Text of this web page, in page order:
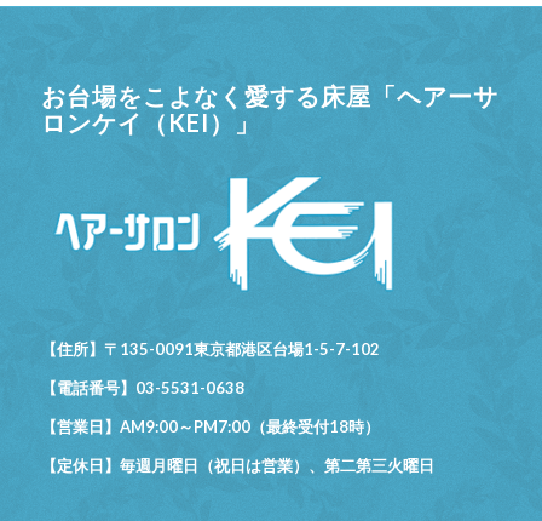
お台場をこよなく愛する床屋「ヘアーサ
ロンケイ（KEI）」
【住所】〒135-0091東京都港区台場1-5-7-102
【電話番号】03-5531-0638
【営業日】AM9:00～PM7:00（最終受付18時）
【定休日】毎週月曜日（祝日は営業）、第二第三火曜日